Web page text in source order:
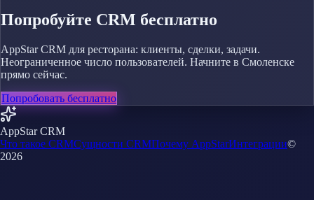
Попробуйте CRM бесплатно
AppStar CRM для ресторана: клиенты, сделки, задачи.
Неограниченное число пользователей. Начните в Смоленске
прямо сейчас.
Попробовать бесплатно
AppStar CRM
Что такое CRMСущности CRMПочему AppStarИнтеграции©
2026